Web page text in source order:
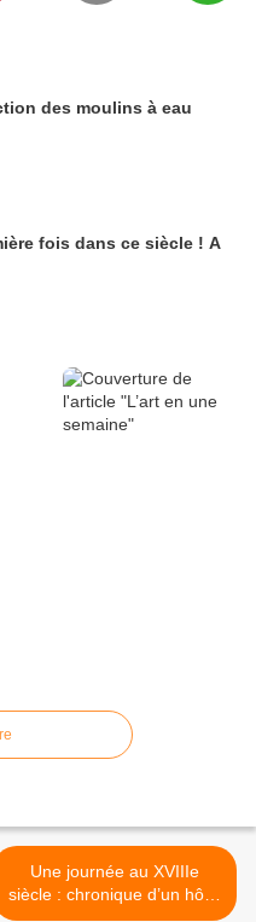
des moulins à eau
fois dans ce siècle ! A
Une journée au XVIIIe
siècle : chronique d’un hôtel
particulier >